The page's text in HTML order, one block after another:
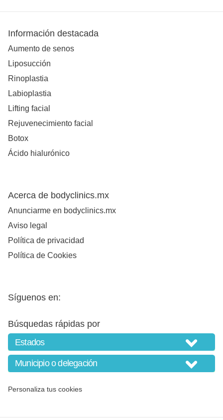
Información destacada
Aumento de senos
Liposucción
Rinoplastia
Labioplastia
Lifting facial
Rejuvenecimiento facial
Botox
Ácido hialurónico
Acerca de bodyclinics.mx
Anunciarme en bodyclinics.mx
Aviso legal
Política de privacidad
Política de Cookies
Síguenos en:
Búsquedas rápidas por
Personaliza tus cookies